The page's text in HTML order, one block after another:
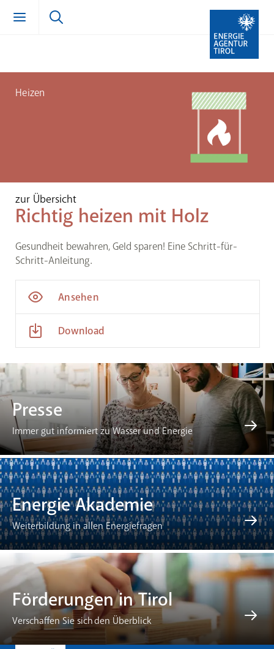
Heizen
zur Übersicht
Richtig heizen mit Holz
Gesundheit bewahren, Geld sparen! Eine Schritt-für-
Schritt-Anleitung.
Ansehen
Download
Presse
Immer gut informiert zu Wasser und Energie
Energie Akademie
Weiterbildung in allen Energiefragen
Förderungen in Tirol
Verschaffen Sie sich den Überblick